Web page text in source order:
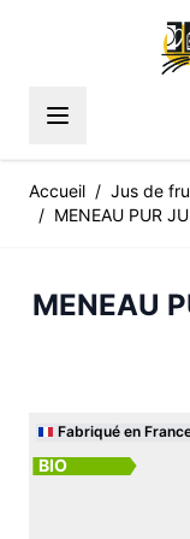
Accueil / Jus de
/ MENEAU PUR
MENEAU
Fabriqué en
BIO